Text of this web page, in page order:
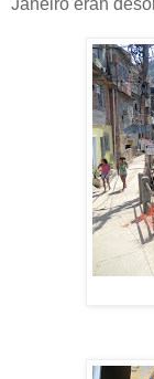
Janeiro eran